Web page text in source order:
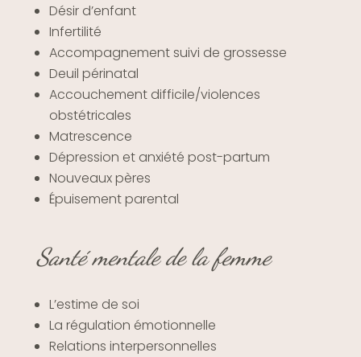
Désir d’enfant
Infertilité
Accompagnement suivi de grossesse
Deuil périnatal
Accouchement difficile/violences
obstétricales
Matrescence
Dépression et anxiété post-partum
Nouveaux pères
Épuisement parental
Santé mentale de la femme
L’estime de soi
La régulation émotionnelle
Relations interpersonnelles